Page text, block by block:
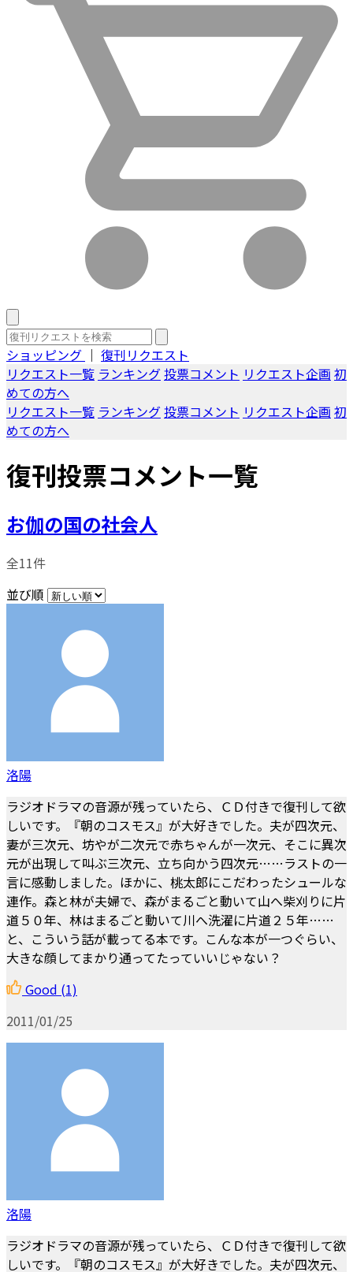
ショッピング ｜ 復刊リクエスト
リクエスト一覧 ランキング投票コメント リクエスト企画 初
めての方へ
リクエスト一覧 ランキング投票コメント リクエスト企画 初
めての方へ
復刊投票コメント一覧
お伽の国の社会人
全11件
並び順
洛陽
ラジオドラマの音源が残っていたら、ＣＤ付きで復刊して欲
しいです。『朝のコスモス』が大好きでした。夫が四次元、
妻が三次元、坊やが二次元で赤ちゃんが一次元、そこに異次
元が出現して叫ぶ三次元、立ち向かう四次元……ラストの一
言に感動しました。ほかに、桃太郎にこだわったシュールな
連作。森と林が夫婦で、森がまるごと動いて山へ柴刈りに片
道５０年、林はまるごと動いて川へ洗濯に片道２５年……
と、こういう話が載ってる本です。こんな本が一つぐらい、
大きな顔してまかり通ってたっていいじゃない？
Good (1)
2011/01/25
洛陽
ラジオドラマの音源が残っていたら、ＣＤ付きで復刊して欲
しいです。『朝のコスモス』が大好きでした。夫が四次元、